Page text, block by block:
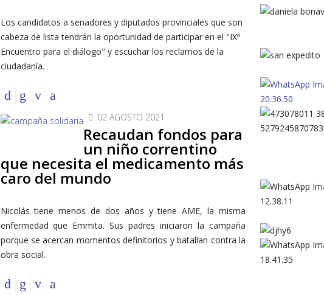
Los candidatos a senadores y diputados provinciales que son
cabeza de lista tendrán la oportunidad de participar en el "IXº
Encuentro para el diálogo" y escuchar los reclamos de la
ciudadanía.
02 AGOSTO 2021
Recaudan fondos para
un niño correntino
que necesita el medicamento más
caro del mundo
Nicolás tiene menos de dos años y tiene AME, la misma
enfermedad que Emmita. Sus padres iniciaron la campaña
porque se acercan momentos definitorios y batallan contra la
obra social.